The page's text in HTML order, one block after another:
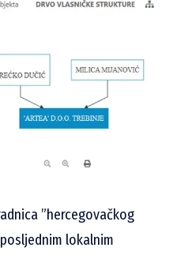
”hercegovačkog
lokalnim